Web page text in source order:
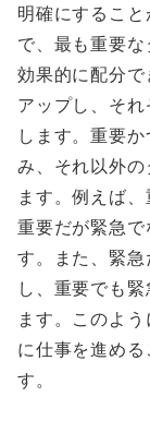
明確にするこ
で、最も重要
効果的に配分で
アップし、そ
します。重要
み、それ以外
ます。例えば
重要だが緊急で
す。また、緊
し、重要でも
ます。このよ
に仕事を進め
す。